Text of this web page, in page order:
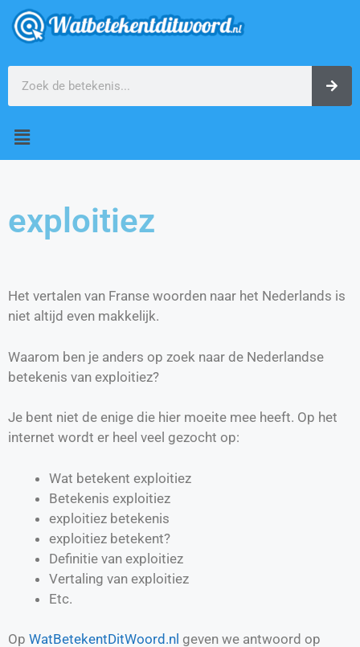
exploitiez
Het vertalen van Franse woorden naar het Nederlands is
niet altijd even makkelijk.
Waarom ben je anders op zoek naar de Nederlandse
betekenis van exploitiez?
Je bent niet de enige die hier moeite mee heeft. Op het
internet wordt er heel veel gezocht op:
Wat betekent exploitiez
Betekenis exploitiez
exploitiez betekenis
exploitiez betekent?
Definitie van exploitiez
Vertaling van exploitiez
Etc.
Op WatBetekentDitWoord.nl geven we antwoord op